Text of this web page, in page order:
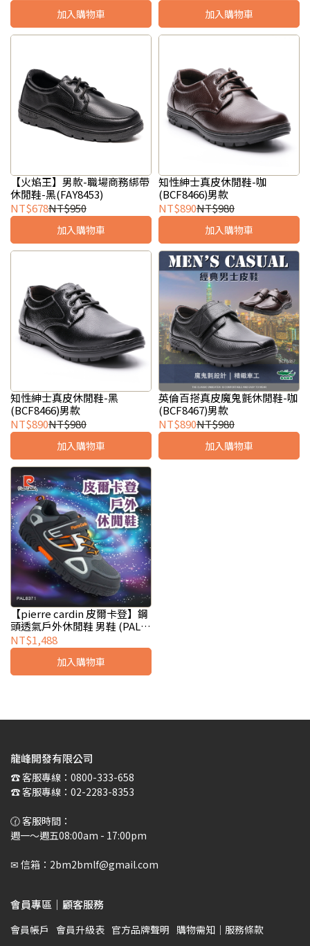
加入購物車 加入購物車
【火焰王】男款-職場商務綁帶
休閒鞋-黑(FAY8453)
NT$678NT$950
加入購物車
知性紳士真皮休閒鞋-咖
(BCF8466)男款
NT$890NT$980
加入購物車
知性紳士真皮休閒鞋-黑
(BCF8466)男款
NT$890NT$980
加入購物車
英倫百搭真皮魔鬼氈休閒鞋-咖
(BCF8467)男款
NT$890NT$980
加入購物車
【pierre cardin 皮爾卡登】鋼
頭透氣戶外休閒鞋 男鞋 (PAL
8371)
NT$1,488
加入購物車
龍峰開發有限公司
☎️ 客服專線：0800-333-658
☎️ 客服專線：02-2283-8353
🕜 客服時間：
週一～週五08:00am - 17:00pm
✉ 信箱：2bm2bmlf@gmail.com
會員專區｜顧客服務
會員帳戶 會員升級表 官方品牌聲明 購物需知｜服務條款